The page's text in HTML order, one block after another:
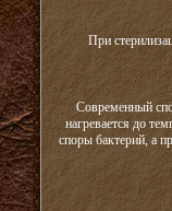
При
Современный
нагревается до
споры бактерий, а